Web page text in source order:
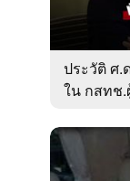
ประวัติ ศ.
ใน กสทช.